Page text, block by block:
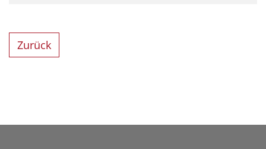
Zurück